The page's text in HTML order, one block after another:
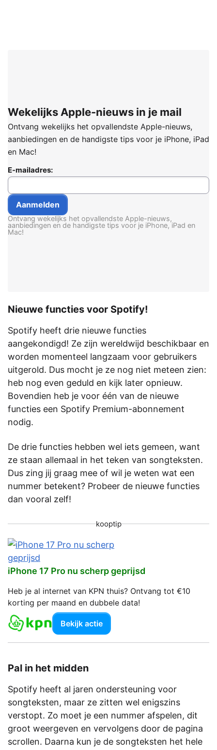
Wekelijks Apple-nieuws in je mail
Ontvang wekelijks het opvallendste Apple-nieuws,
aanbiedingen en de handigste tips voor je iPhone, iPad
en Mac!
E-mailadres:
Ontvang wekelijks het opvallendste Apple-nieuws,
aanbiedingen en de handigste tips voor je iPhone, iPad en
Mac!
Nieuwe functies voor Spotify!
Spotify heeft drie nieuwe functies
aangekondigd! Ze zijn wereldwijd beschikbaar en
worden momenteel langzaam voor gebruikers
uitgerold. Dus mocht je ze nog niet meteen zien:
heb nog even geduld en kijk later opnieuw.
Bovendien heb je voor één van de nieuwe
functies een Spotify Premium-abonnement
nodig.
De drie functies hebben wel iets gemeen, want
ze staan allemaal in het teken van songteksten.
Dus zing jij graag mee of wil je weten wat een
nummer betekent? Probeer de nieuwe functies
dan vooral zelf!
kooptip
iPhone 17 Pro nu scherp geprijsd
Heb je al internet van KPN thuis? Ontvang tot €10
korting per maand en dubbele data!
Bekijk actie
Pal in het midden
Spotify heeft al jaren ondersteuning voor
songteksten, maar ze zitten wel enigszins
verstopt. Zo moet je een nummer afspelen, dit
groot weergeven en vervolgens door de pagina
scrollen. Daarna kun je de songteksten het hele